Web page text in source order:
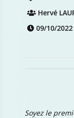
Hervé
09/10/2022
Soyez le